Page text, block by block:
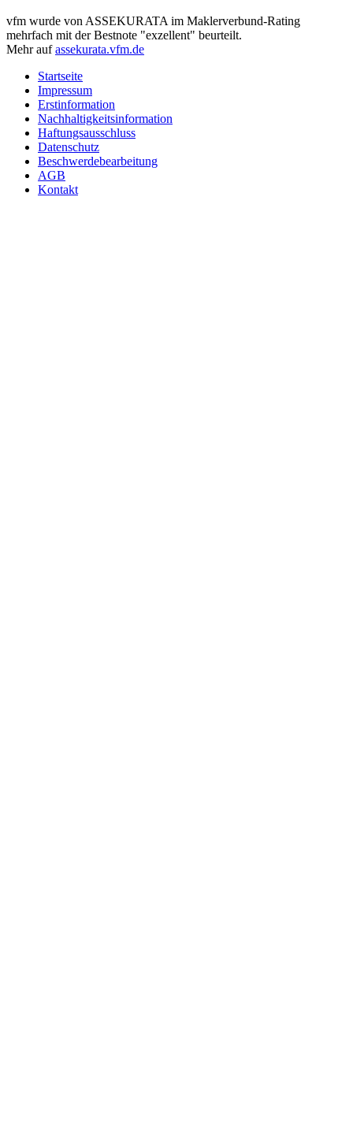
vfm wurde von ASSEKURATA im Maklerverbund-Rating
mehrfach mit der Bestnote "exzellent" beurteilt.
Mehr aufassekurata.vfm.de
Startseite
Impressum
Erstinformation
Nachhaltigkeitsinformation
Haftungsausschluss
Datenschutz
Beschwerdebearbeitung
AGB
Kontakt